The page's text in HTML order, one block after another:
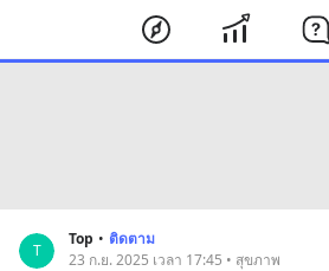
T
Top • ติดตาม
23 ก.ย. 2025 เวลา 17:45 • สุขภาพ